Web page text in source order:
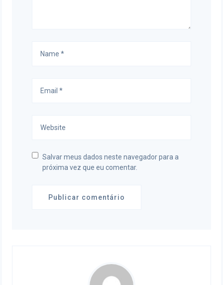
Salvar meus dados neste navegador para a
próxima vez que eu comentar.